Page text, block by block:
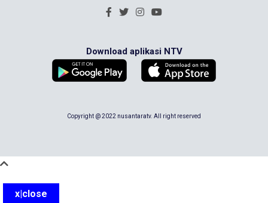
Download aplikasi NTV
Copyright @ 2022 nusantaratv. All right reserved
x|close